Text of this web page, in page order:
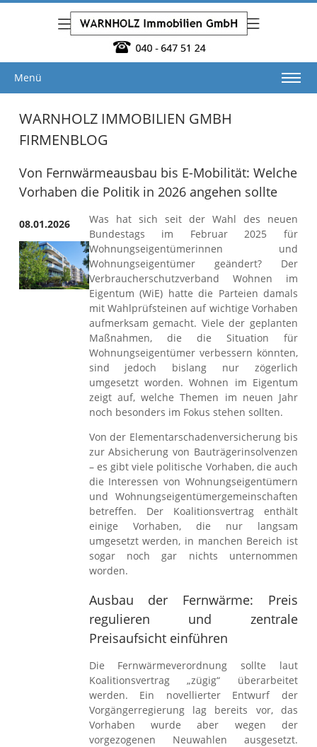
Menü
WARNHOLZ IMMOBILIEN GMBH
FIRMENBLOG
Von Fernwärmeausbau bis E-Mobilität: Welche
Vorhaben die Politik in 2026 angehen sollte
08.01.2026
Was hat sich seit der Wahl des neuen
Bundestags im Februar 2025 für
Wohnungseigentümerinnen und
Wohnungseigentümer geändert? Der
Verbraucherschutzverband Wohnen im
Eigentum (WiE) hatte die Parteien damals
mit Wahlprüfsteinen auf wichtige Vorhaben
aufmerksam gemacht. Viele der geplanten
Maßnahmen, die die Situation für
Wohnungseigentümer verbessern könnten,
sind jedoch bislang nur zögerlich
umgesetzt worden. Wohnen im Eigentum
zeigt auf, welche Themen im neuen Jahr
noch besonders im Fokus stehen sollten.
Von der Elementarschadenversicherung bis
zur Absicherung von Bauträgerinsolvenzen
– es gibt viele politische Vorhaben, die auch
die Interessen von Wohnungseigentümern
und Wohnungseigentümergemeinschaften
betreffen. Der Koalitionsvertrag enthält
einige Vorhaben, die nur langsam
umgesetzt werden, in manchen Bereich ist
sogar noch gar nichts unternommen
worden.
Ausbau der Fernwärme: Preis
regulieren und zentrale
Preisaufsicht einführen
Die Fernwärmeverordnung sollte laut
Koalitionsvertrag „zügig“ überarbeitet
werden. Ein novellierter Entwurf der
Vorgängerregierung lag bereits vor, das
Vorhaben wurde aber wegen der
vorgezogenen Neuwahlen ausgesetzt.